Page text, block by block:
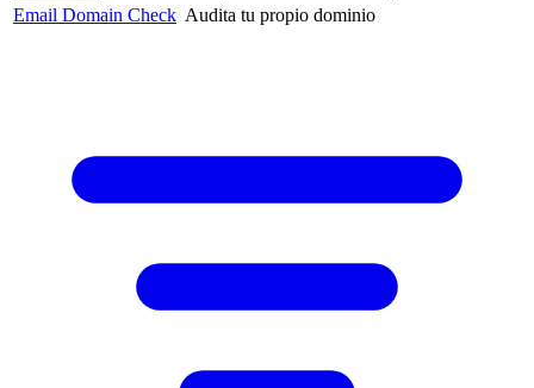
Email Domain Check Audita tu propio dominio